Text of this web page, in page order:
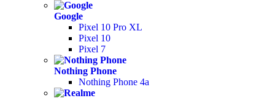
Google
Pixel 10 Pro XL
Pixel 10
Pixel 7
Nothing Phone
Nothing Phone 4a